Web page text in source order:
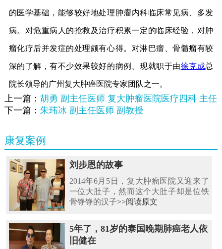
的医学基础，能够较好地处理肿瘤内科临床常见病、多发
病。对危重病人的抢救及治疗积累一定的临床经验，对肿
瘤化疗后并发症的处理颇有心得。对淋巴瘤、骨髓瘤有较
深的了解，有不少效果较好的病例。现就职于由徐克成总
院长领导的广州复大肿癌医院专家团队之一。
上一篇： 胡勇 副主任医师 复大肿瘤医院医疗四科 主任
下一篇： 朱玮冰 副主任医师 副教授
康复案例
刘步恩的故事
2014年6月5日，复大肿瘤医院又迎来了
一位大肚子，然而这个大肚子却是位铁
骨铮铮的汉子>>阅读原文
5年了，81岁的泰国晚期肺癌老人依
旧健在